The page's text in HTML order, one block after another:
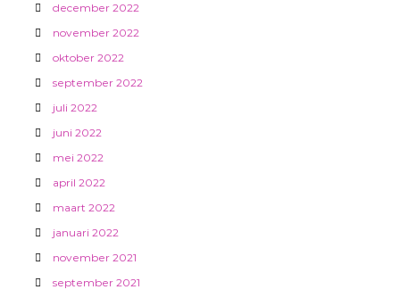
december 2022
november 2022
oktober 2022
september 2022
juli 2022
juni 2022
mei 2022
april 2022
maart 2022
januari 2022
november 2021
september 2021